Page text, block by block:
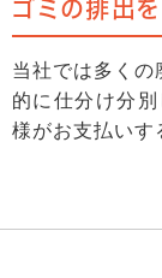
ゴミの排出
当社では多く
的に仕分け分
様がお支払いす